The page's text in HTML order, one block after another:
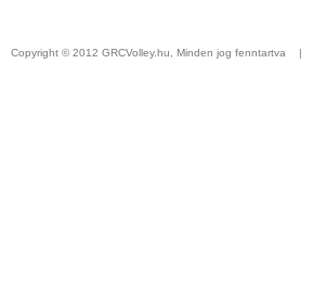
Copyright © 2012 GRCVolley.hu, Minden jog fenntartva |